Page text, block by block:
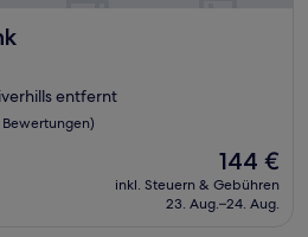
entfernt
Der
Preis
beträgt
144 €
inkl. Steuern & Gebühren
23. Aug.–24. Aug.